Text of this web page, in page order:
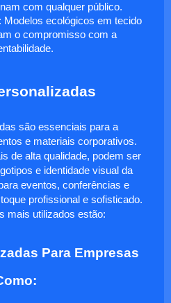
com qualquer público.
Modelos ecológicos em tecido
o compromisso com a
são essenciais para a
e materiais corporativos.
de alta qualidade, podem ser
e identidade visual da
eventos, conferências e
profissional e sofisticado.
mais utilizados estão:
Para Empresas